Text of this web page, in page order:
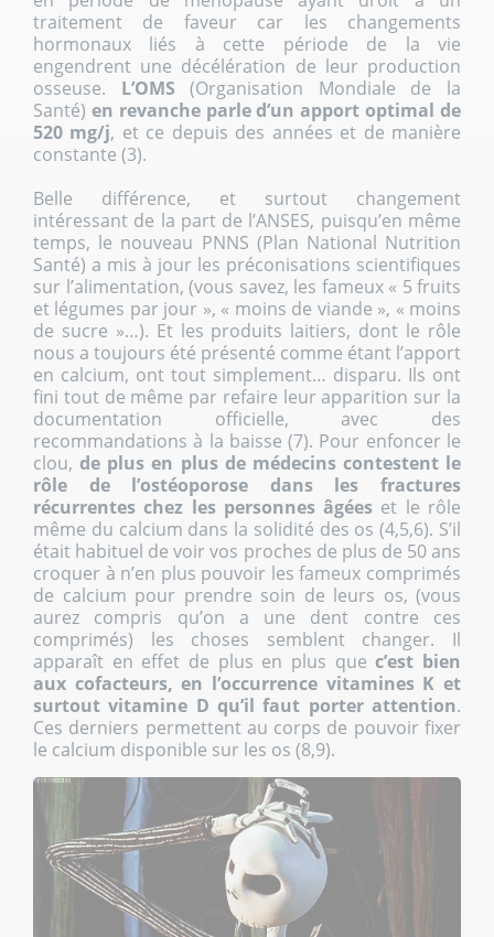
traitement de faveur car les changements
hormonaux liés à cette période de la vie
engendrent une décélération de leur production
osseuse. L’OMS (Organisation Mondiale de la
Santé) en revanche parle d’un apport optimal de
520 mg/j, et ce depuis des années et de manière
constante (3).
Belle différence, et surtout changement
intéressant de la part de l’ANSES, puisqu’en même
temps, le nouveau PNNS (Plan National Nutrition
Santé) a mis à jour les préconisations scientifiques
sur l’alimentation, (vous savez, les fameux « 5 fruits
et légumes par jour », « moins de viande », « moins
de sucre »…). Et les produits laitiers, dont le rôle
nous a toujours été présenté comme étant l’apport
en calcium, ont tout simplement… disparu. Ils ont
fini tout de même par refaire leur apparition sur la
documentation officielle, avec des
recommandations à la baisse (7). Pour enfoncer le
clou,de plus en plus de médecins contestent le
rôle de l’ostéoporose dans les fractures
récurrentes chez les personnes âgées et le rôle
même du calcium dans la solidité des os (4,5,6). S’il
était habituel de voir vos proches de plus de 50 ans
croquer à n’en plus pouvoir les fameux comprimés
de calcium pour prendre soin de leurs os, (vous
aurez compris qu’on a une dent contre ces
comprimés) les choses semblent changer. Il
apparaît en effet de plus en plus quec’est bien
aux cofacteurs, en l’occurrence vitamines K et
surtout vitamine D qu’il faut porter attention.
Ces derniers permettent au corps de pouvoir fixer
le calcium disponible sur les os (8,9).